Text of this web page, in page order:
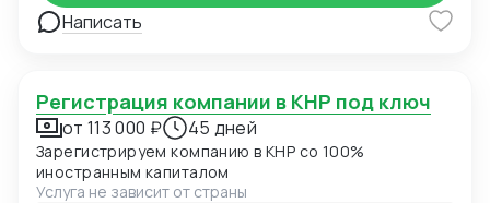
Написать
Регистрация компании в КНР под ключ
от 113 000 ₽ 45 дней
Зарегистрируем компанию в КНР со 100%
иностранным капиталом
Услуга не зависит от страны